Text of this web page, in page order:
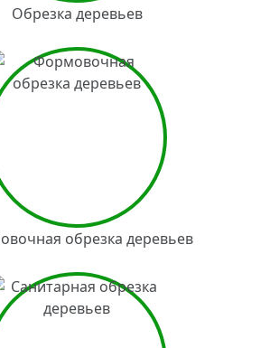
Обрезка деревьев
обрезка деревьев